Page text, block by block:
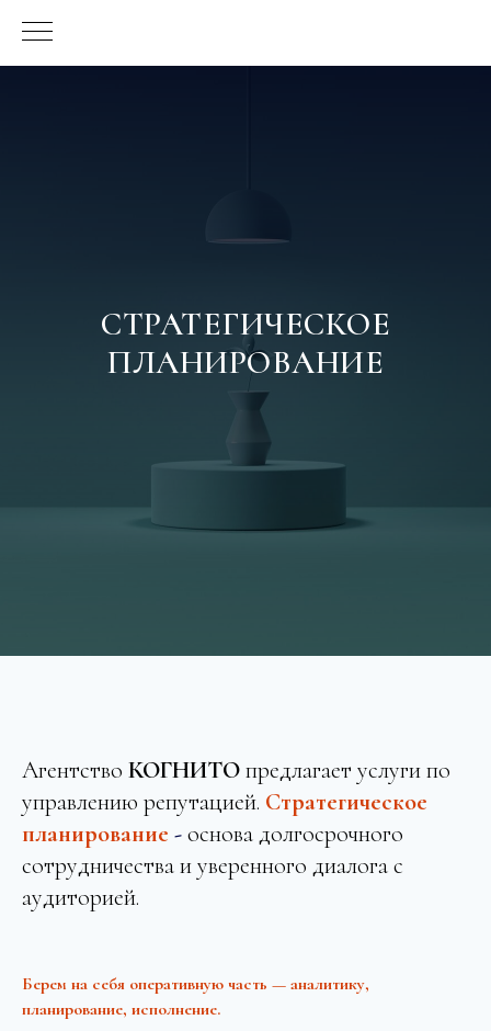
СТРАТЕГИЧЕСКОЕ
ПЛАНИРОВАНИЕ
Агентство КОГНИТОпредлагает услуги по
управлению репутацией. Стратегическое
планирование -основа долгосрочного
сотрудничества и уверенного диалога с
аудиторией.
Берем на себя оперативную часть — аналитику,
планирование, исполнение.